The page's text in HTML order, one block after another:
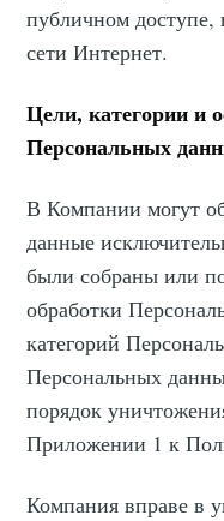
публичном
сети Интернет.
Цели, категории и
Персональных
В Компании могут
данные
были собраны или
обработки
категорий
Персональных
порядок
Приложении 1 к
Компания вправе в